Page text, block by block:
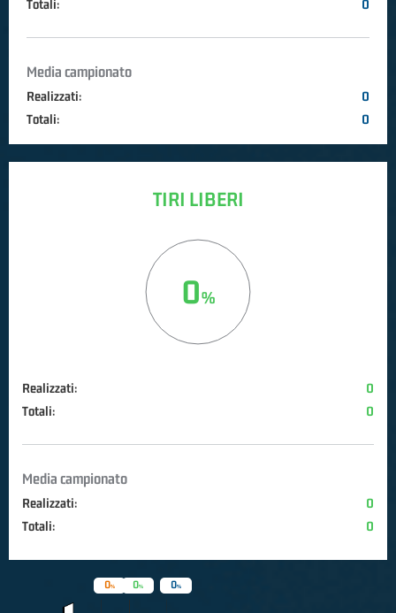
Totali: 0
Media campionato
Realizzati:
0
Totali:
0
TIRI LIBERI
0
Realizzati:
0
Totali:
0
Media campionato
Realizzati:
0
Totali:
0
0
0 0